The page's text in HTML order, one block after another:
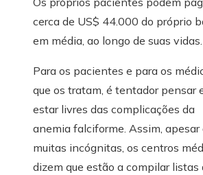
cerca de US$ 44.000 do próprio
em média, ao longo de suas vidas.
Para os pacientes e para os
que os tratam, é tentador pensar
estar livres das complicações da
anemia falciforme. Assim, apesar
muitas incógnitas, os centros
dizem que estão a compilar listas